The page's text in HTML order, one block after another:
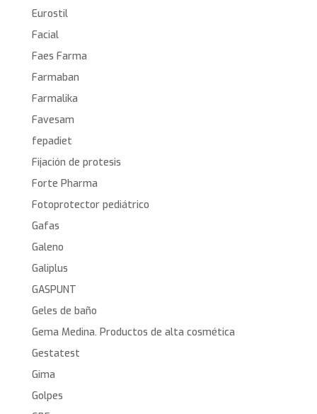
Eurostil
Facial
Faes Farma
Farmaban
Farmalika
Favesam
fepadiet
Fijación de protesis
Forte Pharma
Fotoprotector pediátrico
Gafas
Galeno
Galiplus
GASPUNT
Geles de baño
Gema Medina. Productos de alta cosmética
Gestatest
Gima
Golpes